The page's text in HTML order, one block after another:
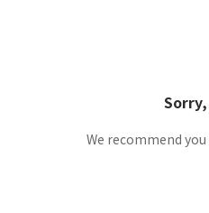
We recommend